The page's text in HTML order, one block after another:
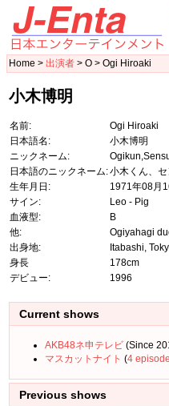
Home > 出演者 > O > Ogi Hiroaki
小木博明
名前:
Ogi Hiroaki
日本語名:
小木博明
ニックネーム:
日本語のニックネーム:小木くん、
生年月日:
1971年08月
サイン:
Leo - Pig
血液型:
B
他:
Ogiyahagi
出身地:
Itabashi,
身長
178cm
デビュー:
1996
Current shows
AKB48ネ申テレビ (Since
マスカットナイト (4
Previous shows